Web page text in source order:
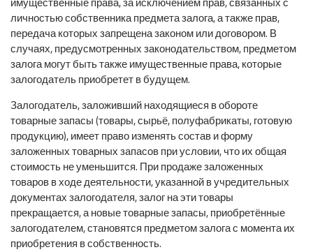
личностью собственника предмета залога, а также прав,
передача которых запрещена законом или договором. В
случаях, предусмотренных законодательством, предметом
залога могут быть также имущественные права, которые
залогодатель приобретет в будущем.
Залогодатель, заложивший находящиеся в обороте
товарные запасы (товары, сырьё, полуфабрикаты, готовую
продукцию), имеет право изменять состав и форму
заложенных товарных запасов при условии, что их общая
стоимость не уменьшится. При продаже заложенных
товаров в ходе деятельности, указанной в учредительных
документах залогодателя, залог на эти товары
прекращается, а новые товарные запасы, приобретённые
залогодателем, становятся предметом залога с момента их
приобретения в собственность.